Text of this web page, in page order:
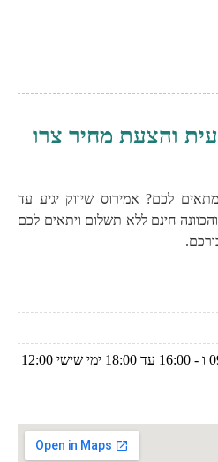
והצעת מחיר צרו
לכם? אמירוס שיווק יגיע עד
חינם ללא תשלום ויתאים לכם
ימים א-ה בין 13:00 - 09:00 ו - 16:00 עד 18:00 ימי שישי 12:00